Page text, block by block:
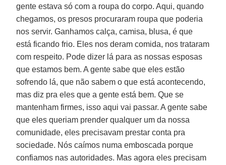
gente estava só com a roupa do corpo. Aqui, quando
chegamos, os presos procuraram roupa que poderia
nos servir. Ganhamos calça, camisa, blusa, é que
está ficando frio. Eles nos deram comida, nos trataram
com respeito. Pode dizer lá para as nossas esposas
que estamos bem. A gente sabe que eles estão
sofrendo lá, que não sabem o que está acontecendo,
mas diz pra eles que a gente está bem. Que se
mantenham firmes, isso aqui vai passar. A gente sabe
que eles queriam prender qualquer um da nossa
comunidade, eles precisavam prestar conta pra
sociedade. Nós caímos numa emboscada porque
confiamos nas autoridades. Mas agora eles precisam